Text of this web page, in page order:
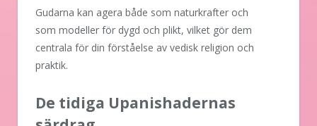
Gudarna kan agera både som naturkrafter och
som modeller för dygd och plikt, vilket gör dem
centrala för din förståelse av vedisk religion och
praktik.
De tidiga Upanishadernas